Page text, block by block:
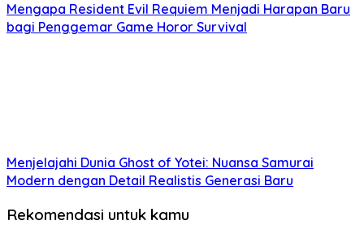
Mengapa Resident Evil Requiem Menjadi Harapan Baru
bagi Penggemar Game Horor Survival
Menjelajahi Dunia Ghost of Yotei: Nuansa Samurai
Modern dengan Detail Realistis Generasi Baru
Rekomendasi untuk kamu